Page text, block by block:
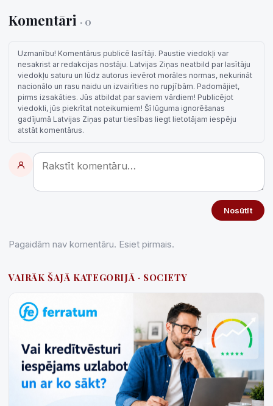
Komentāri · 0
Uzmanību! Komentārus publicē lasītāji. Paustie viedokļi var
nesakrist ar redakcijas nostāju. Latvijas Ziņas neatbild par lasītāju
viedokļu saturu un lūdz autorus ievērot morāles normas, nekurināt
nacionālo un rasu naidu un izvairīties no rupjībām. Padomājiet,
pirms izsakāties. Jūs atbildat par saviem vārdiem! Publicējot
viedokli, jūs piekrītat noteikumiem! Šī lūguma ignorēšanas
gadījumā Latvijas Ziņas patur tiesības liegt lietotājam iespēju
atstāt komentārus.
Nosūtīt
Pagaidām nav komentāru. Esiet pirmais.
VAIRĀK ŠAJĀ KATEGORIJĀ · SOCIETY